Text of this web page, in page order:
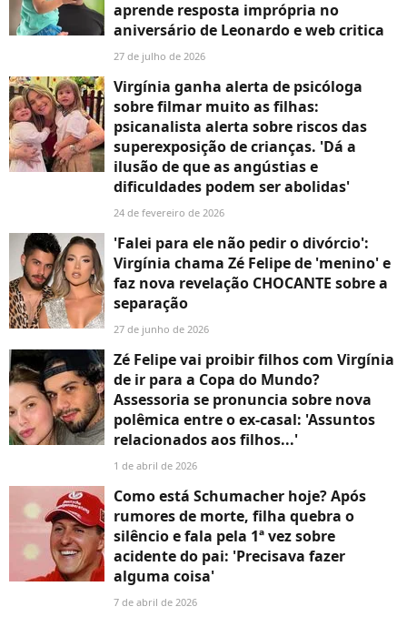
aprende resposta imprópria no
aniversário de Leonardo e web critica
27 de julho de 2026
Virgínia ganha alerta de psicóloga
sobre filmar muito as filhas:
psicanalista alerta sobre riscos das
superexposição de crianças. 'Dá a
ilusão de que as angústias e
dificuldades podem ser abolidas'
24 de fevereiro de 2026
'Falei para ele não pedir o divórcio':
Virgínia chama Zé Felipe de 'menino' e
faz nova revelação CHOCANTE sobre a
separação
27 de junho de 2026
Zé Felipe vai proibir filhos com Virgínia
de ir para a Copa do Mundo?
Assessoria se pronuncia sobre nova
polêmica entre o ex-casal: 'Assuntos
relacionados aos filhos...'
1 de abril de 2026
Como está Schumacher hoje? Após
rumores de morte, filha quebra o
silêncio e fala pela 1ª vez sobre
acidente do pai: 'Precisava fazer
alguma coisa'
7 de abril de 2026